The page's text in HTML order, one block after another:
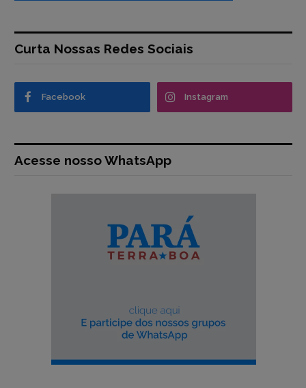
Curta Nossas Redes Sociais
Facebook Instagram
Acesse nosso WhatsApp